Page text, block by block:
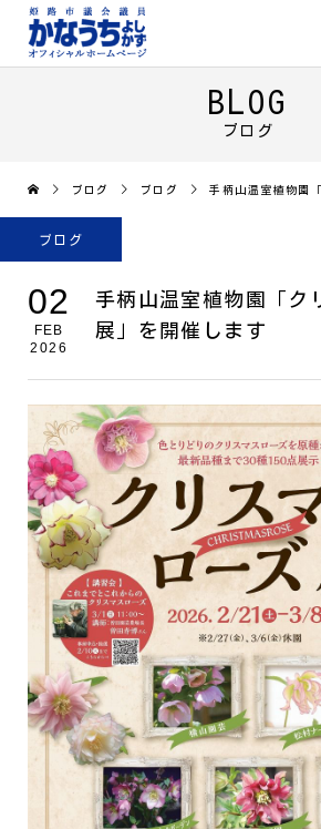
BLOG
ブログ
ブログ ブログ 手柄山温室植物園「クリ
ブログ
02
FEB
2026
手柄山温室植物園「ク
展」を開催します